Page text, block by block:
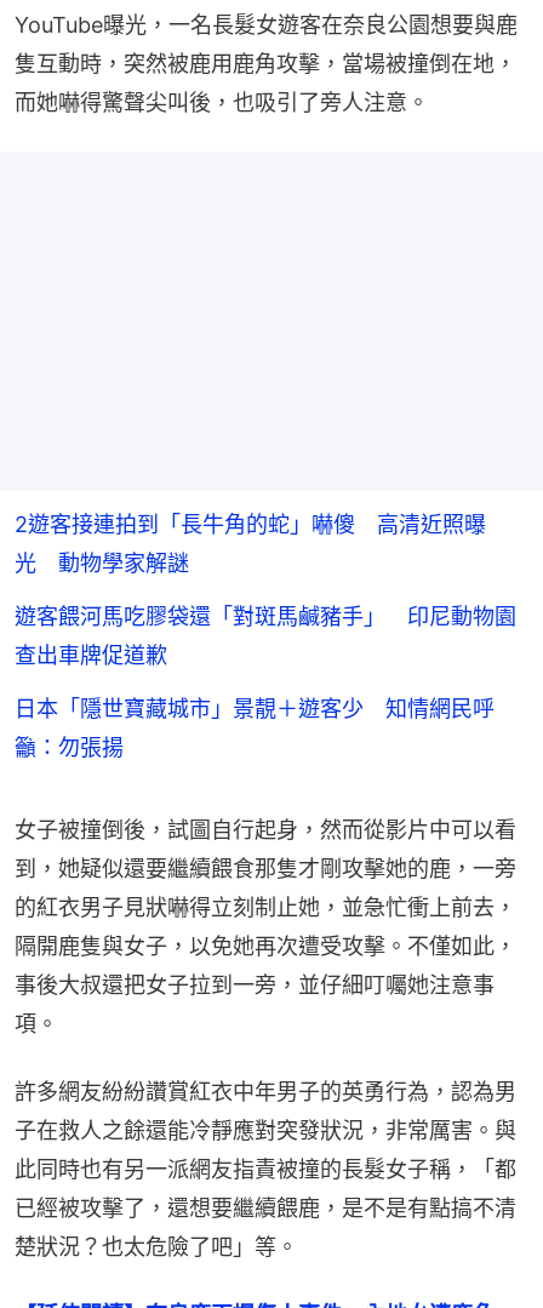
YouTube曝光，一名長髮女遊客在奈良公園想要與鹿
隻互動時，突然被鹿用鹿角攻擊，當場被撞倒在地，
而她嚇得驚聲尖叫後，也吸引了旁人注意。
2遊客接連拍到「長牛角的蛇」嚇傻 高清近照曝
光 動物學家解謎
遊客餵河馬吃膠袋還「對斑馬鹹豬手」 印尼動物園
查出車牌促道歉
日本「隱世寶藏城市」景靚＋遊客少 知情網民呼
籲：勿張揚
女子被撞倒後，試圖自行起身，然而從影片中可以看
到，她疑似還要繼續餵食那隻才剛攻擊她的鹿，一旁
的紅衣男子見狀嚇得立刻制止她，並急忙衝上前去，
隔開鹿隻與女子，以免她再次遭受攻擊。不僅如此，
事後大叔還把女子拉到一旁，並仔細叮囑她注意事
項。
許多網友紛紛讚賞紅衣中年男子的英勇行為，認為男
子在救人之餘還能冷靜應對突發狀況，非常厲害。與
此同時也有另一派網友指責被撞的長髮女子稱，「都
已經被攻擊了，還想要繼續餵鹿，是不是有點搞不清
楚狀況？也太危險了吧」等。